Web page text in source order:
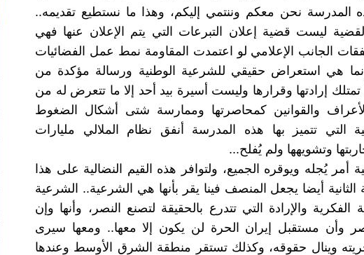
المدرسة نحن معكم وننتمي إليكم، وهذا ما نستطيع تقديمه..
ليست قضية إعلان التبرعات التي يتم الإعلان عنها فهي
الجانب الإعلامي لو اعتمدت المقاومة نمط عمل الفضائيات
هي استعراض حقيقي للشرعية الوطنية ورسالة مؤكدة من
تمتلك إرادتها وقرارها وليست أسيرة بيد أحد إلا ما تتعرض له من
والقوانين كمحاصرتها وممارسة شتى أشكال الضغوط
التي تتميز بها هذه المدرسة أنفق نظام الملالي مليارات
وتشويهها ولم يُفلح...
أمر يُجله ويوقره الجميع، ولتوافر هذه القيم النضالية على هذا
الثانية أيضا يجعل المنصف فينا يقر بأنها هي الشرعية.. الشرعية
الفكرية والإرادة التي تتدرع بالحقيقة لتصنع النصر، وأنها وإن
وأن مستقبل إيران الحرة لن يكون إلا معها.. ومعها سيرى
وينال حقوقه، وكذلك تستقر منطقة الشرق الأوسط وعندها